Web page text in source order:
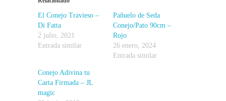
El Conejo Travieso –
Di Fatta
2 julio, 2021
Entrada similar
Pañuelo de Seda
Conejo/Pato 90cm –
Rojo
26 enero, 2024
Entrada similar
Conejo Adivina tu
Carta Firmada – JL
magic